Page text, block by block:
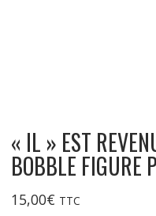
« IL » EST
BOBBLE FIGURE
15,00€ TTC